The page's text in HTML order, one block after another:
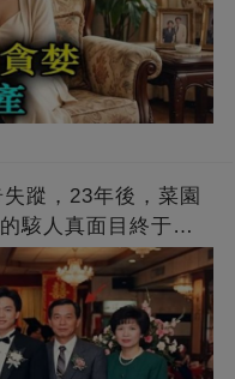
蹤，23年後，菜園
駭人真面目終于曝